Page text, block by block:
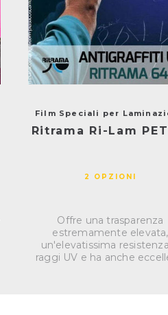
Film Speciali per
Ritrama Ri-Lam
2 OPZIONI
Offre una trasparenza
estremamente elevata,
un'elevatissima
raggi UV e ha anche